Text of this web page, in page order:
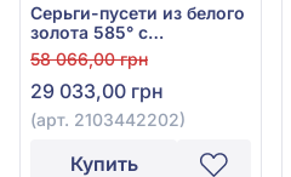
Серьги-пусети из белого
золота 585° с
бриллиантом 0,21ct, арт.
2103442202
58 066,00 грн
29 033,00 грн
(арт. 2103442202)
Купить